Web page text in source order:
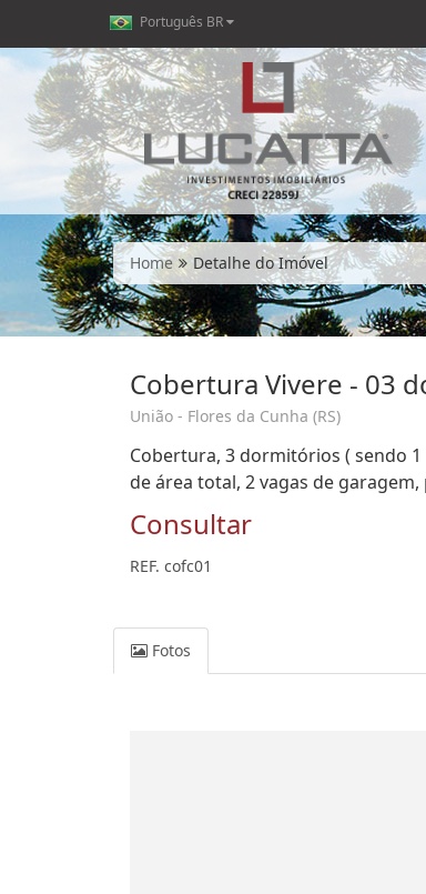
Português BR
Home Detalhe do Imóvel
Cobertura Vivere - 03
União - Flores da Cunha (RS)
Cobertura, 3 dormitórios ( sendo 1
de área total, 2 vagas de garagem,
Consultar
REF. cofc01
Fotos